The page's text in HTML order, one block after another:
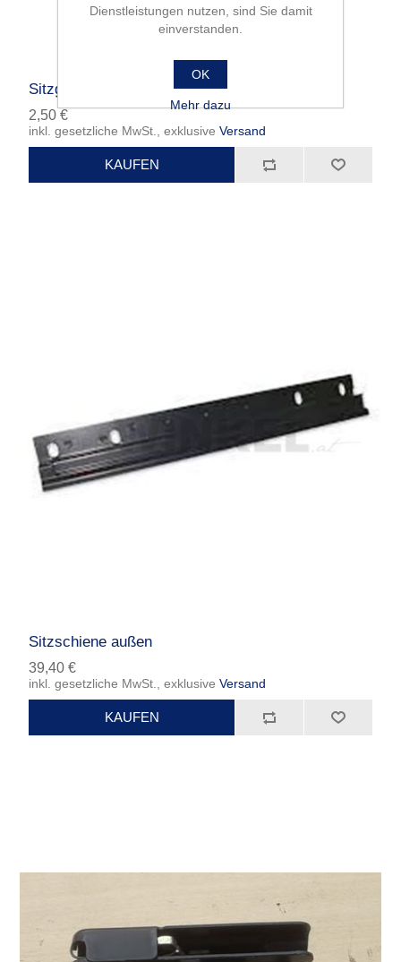
Sitzgurtband
2,50 €
inkl. gesetzliche MwSt., exklusiveVersand
Sitzschiene außen
39,40 €
inkl. gesetzliche MwSt., exklusiveVersand
Dienstleistungen nutzen, sind Sie damit
einverstanden.
OK
Mehr dazu